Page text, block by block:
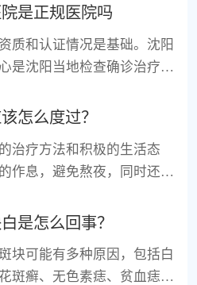
是正规医院吗
质和认证情况是基础。沈阳
是沈阳当地检查确诊治疗白
系到治疗效果。选择医院
医院服务和环境能够提高患
度。同时可以看看其他患者
怎么度过？
治疗方法和积极的生活态
作息，避免熬夜，同时还要
白癜风进展期。
是怎么回事？
块可能有多种原因，包括白
斑癣、无色素痣、贫血痣